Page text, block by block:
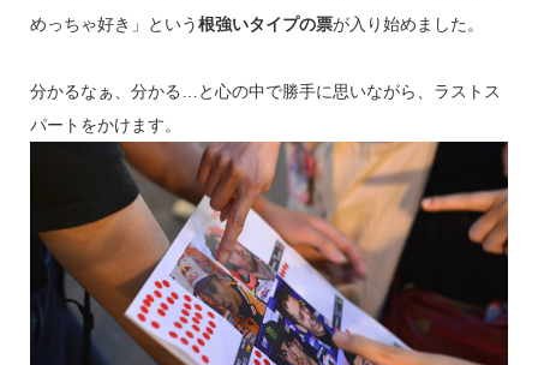
めっちゃ好き」という根強いタイプの票が入り始めました。
分かるなぁ、分かる…と心の中で勝手に思いながら、ラストス
パートをかけます。